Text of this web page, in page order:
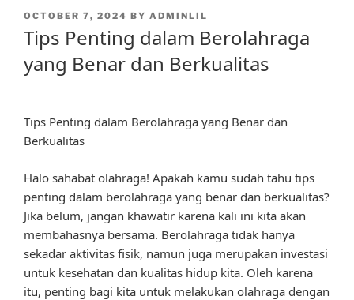
POSTED
ON
OCTOBER 7, 2024 BY ADMINLIL
Tips Penting dalam Berolahraga
yang Benar dan Berkualitas
Tips Penting dalam Berolahraga yang Benar dan
Berkualitas
Halo sahabat olahraga! Apakah kamu sudah tahu tips
penting dalam berolahraga yang benar dan berkualitas?
Jika belum, jangan khawatir karena kali ini kita akan
membahasnya bersama. Berolahraga tidak hanya
sekadar aktivitas fisik, namun juga merupakan investasi
untuk kesehatan dan kualitas hidup kita. Oleh karena
itu, penting bagi kita untuk melakukan olahraga dengan